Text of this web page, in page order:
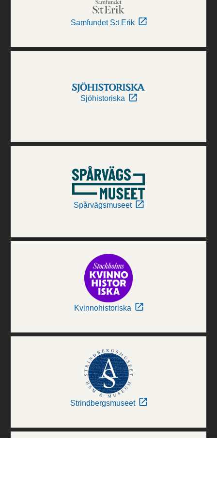
Samfundet S:t Erik
Sjöhistoriska
Spårvägsmuseet
Kvinnohistoriska
Strindbergsmuseet